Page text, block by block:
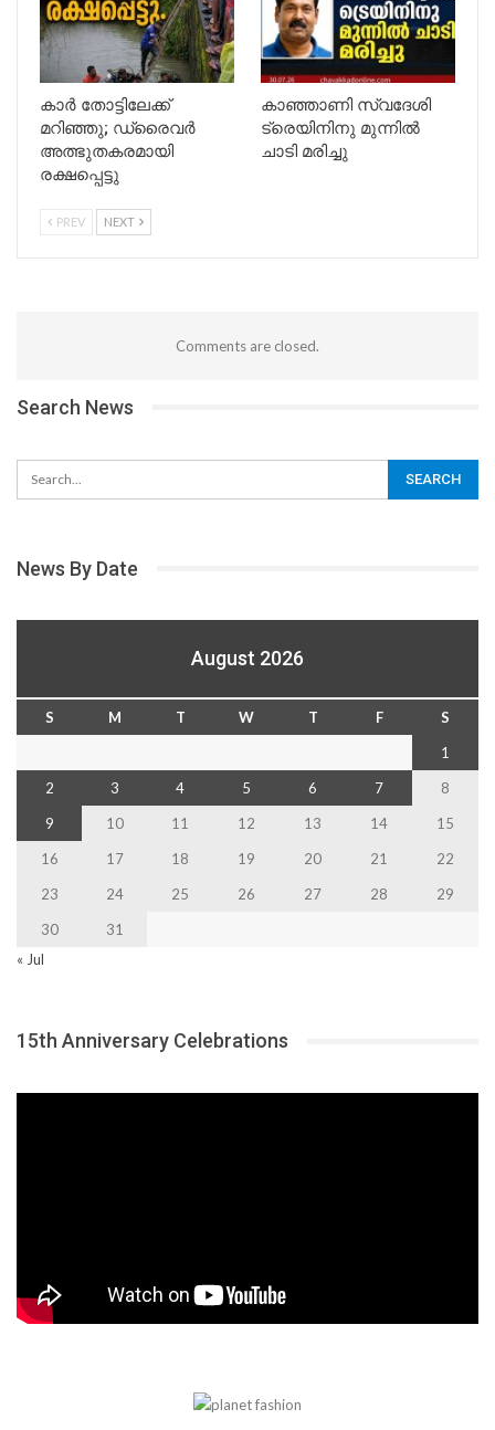
കാർ തോട്ടിലേക്ക്
മറിഞ്ഞു; ഡ്രൈവർ
അത്ഭുതകരമായി
രക്ഷപ്പെട്ടു
കാഞ്ഞാണി സ്വദേശി
ട്രെയിനിനു മുന്നില്‍
ചാടി മരിച്ചു
PREV NEXT
Comments are closed.
Search News
News By Date
August 2026
S M T W T F
S
1
2
3 4 5 6 7
8
9
10 11 12 13 14
15
16
17 18 19 20 21
22
23
24 25 26 27 28
29
30
31
« Jul
15th Anniversary Celebrations